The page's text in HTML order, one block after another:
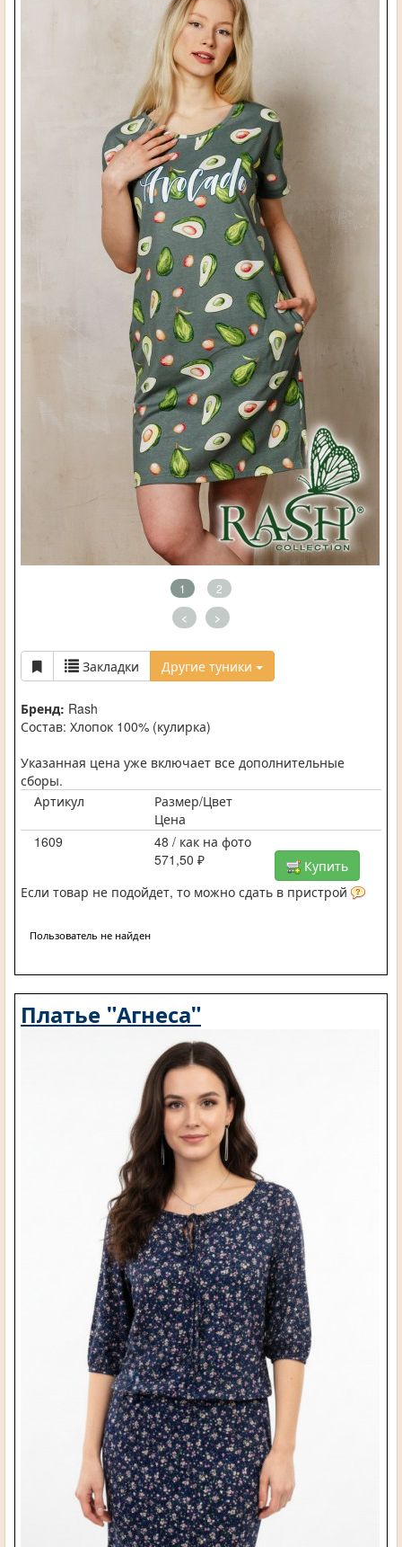
1 2
< >
Закладки Другие туники
Бренд: Rash
Состав: Хлопок 100% (кулирка)
Указанная цена уже включает все дополнительные
сборы.
Артикул
Размер/Цвет
Цена
1609
48 / как на фото
571,50 ₽
Купить
Если товар не подойдет, то можно сдать в пристрой
Пользователь не найден
Платье "Агнеса"